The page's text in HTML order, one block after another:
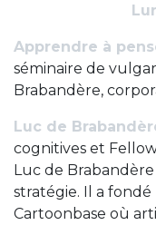
Apprendre à
séminaire de
Brabandère,
Luc de
cognitives et
Luc de
stratégie. Il a
Cartoonbase où